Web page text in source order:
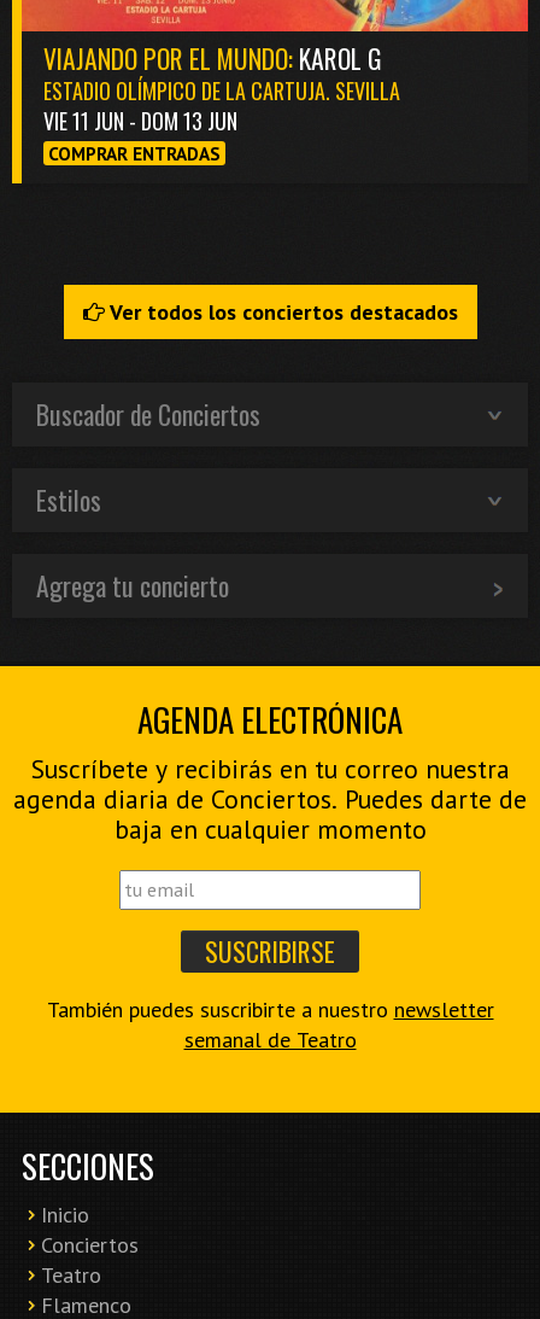
VIAJANDO POR EL MUNDO:KAROL G
ESTADIO OLÍMPICO DE LA CARTUJA. SEVILLA
VIE 11 JUN - DOM 13 JUN
COMPRAR ENTRADAS
Ver todos los conciertos destacados
Buscador de Conciertos
Estilos
Agrega tu concierto
AGENDA ELECTRÓNICA
Suscríbete y recibirás en tu correo nuestra
agenda diaria de Conciertos. Puedes darte de
baja en cualquier momento
También puedes suscribirte a nuestro newsletter
semanal de Teatro
SECCIONES
Inicio
Conciertos
Teatro
Flamenco